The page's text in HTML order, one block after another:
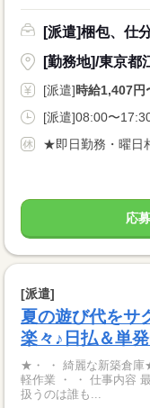
[派遣]梱包、仕
[勤務地]/東京都
[派遣]時給1,407円
[派遣]08:00〜
★即日勤務・曜日
応
[派遣]
夏の遊び代をサ
楽々♪日払＆単
★・ ・ 綺麗な新築倉庫
軽作業 ・ ・ 仕事内容
扱うのは誰も...